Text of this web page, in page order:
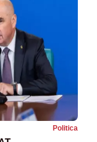
Politica